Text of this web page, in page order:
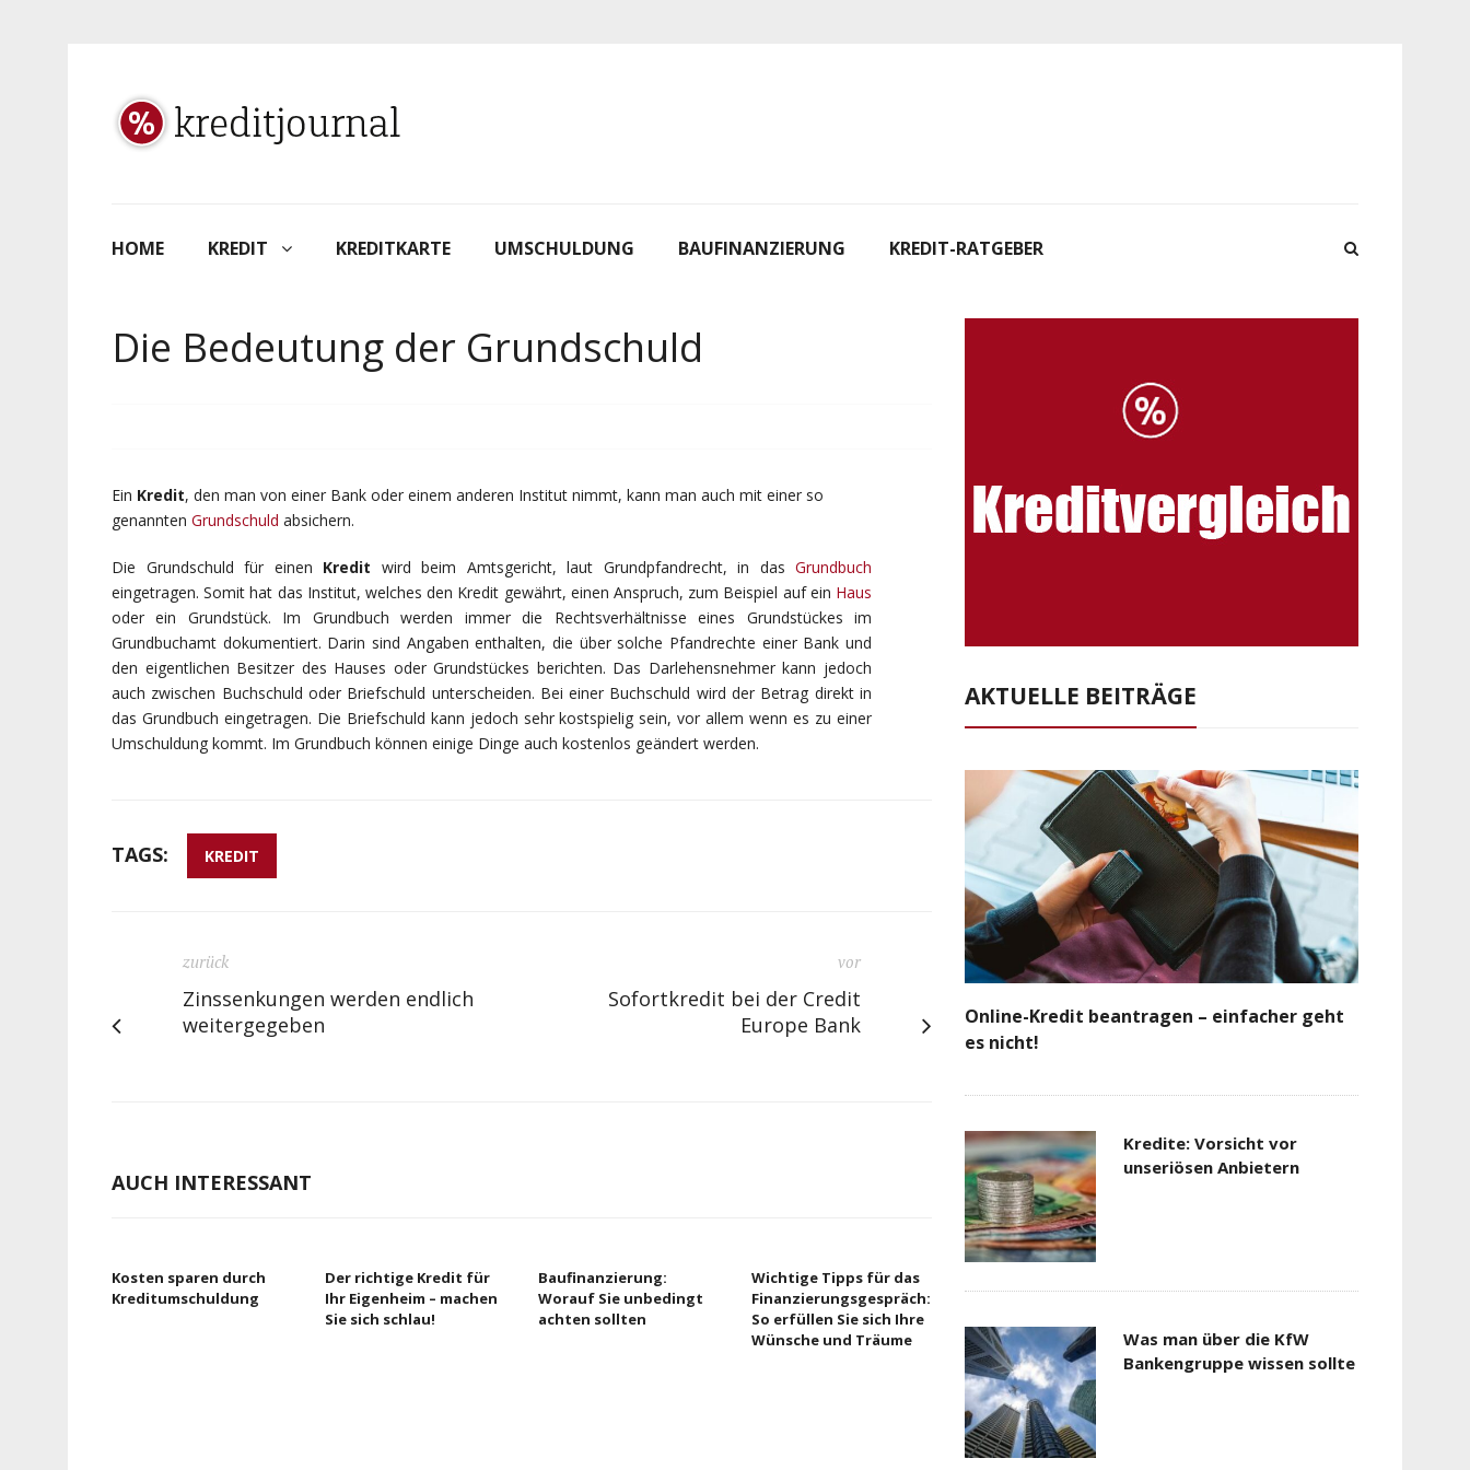
HOME KREDIT KREDITKARTE UMSCHULDUNG BAUFINANZIERUNG KREDIT-RATGEBER
Die Bedeutung der Grundschuld
Ein Kredit, den man von einer Bank oder einem anderen Institut nimmt, kann man auch mit einer so
genannten Grundschuld absichern.
Die Grundschuld für einen Kredit wird beim Amtsgericht, laut Grundpfandrecht, in das Grundbuch
eingetragen. Somit hat das Institut, welches den Kredit gewährt, einen Anspruch, zum Beispiel auf ein Haus
oder ein Grundstück. Im Grundbuch werden immer die Rechtsverhältnisse eines Grundstückes im
Grundbuchamt dokumentiert. Darin sind Angaben enthalten, die über solche Pfandrechte einer Bank und
den eigentlichen Besitzer des Hauses oder Grundstückes berichten. Das Darlehensnehmer kann jedoch
auch zwischen Buchschuld oder Briefschuld unterscheiden. Bei einer Buchschuld wird der Betrag direkt in
das Grundbuch eingetragen. Die Briefschuld kann jedoch sehr kostspielig sein, vor allem wenn es zu einer
Umschuldung kommt. Im Grundbuch können einige Dinge auch kostenlos geändert werden.
TAGS: KREDIT
zurück
Zinssenkungen werden endlich
weitergegeben
vor
Sofortkredit bei der Credit
Europe Bank
AUCH INTERESSANT
Kosten sparen durch
Kreditumschuldung
Der richtige Kredit für
Ihr Eigenheim – machen
Sie sich schlau!
Baufinanzierung:
Worauf Sie unbedingt
achten sollten
Wichtige Tipps für das
Finanzierungsgespräch:
So erfüllen Sie sich Ihre
Wünsche und Träume
AKTUELLE BEITRÄGE
Online-Kredit beantragen – einfacher geht
es nicht!
Kredite: Vorsicht vor
unseriösen Anbietern
Was man über die KfW
Bankengruppe wissen sollte